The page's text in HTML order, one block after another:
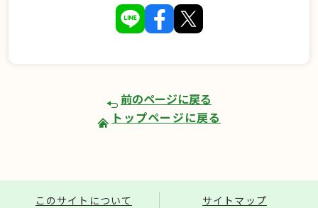
前のページに戻る
トップページに戻る
このサイトについて
サイトマップ